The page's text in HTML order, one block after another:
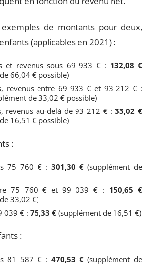
de montants pour deux,
(applicables en 2021) :
et revenus sous 69 933 € : 132,08 €
66,04 € possible)
revenus entre 69 933 € et 93 212 € :
de 33,02 € possible)
revenus au-delà de 93 212 € :33,02 €
16,51 € possible)
:
75 760 € : 301,30 €(supplément de
75 760 € et 99 039 € : 150,65 €
33,02 €)
039 € : 75,33 € (supplément de 16,51 €)
:
81 587 € : 470,53 €(supplément de